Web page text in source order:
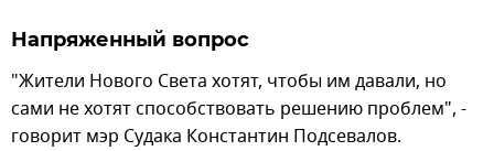
Напряженный вопрос
"Жители Нового Света хотят, чтобы им давали, но
сами не хотят способствовать решению проблем", -
говорит мэр Судака Константин Подсевалов.